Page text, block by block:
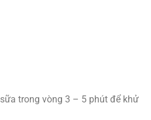
trong vòng 3 – 5 phút để khử